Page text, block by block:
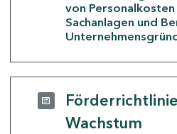
von Personalkosten
Sachanlagen und
Wachstum